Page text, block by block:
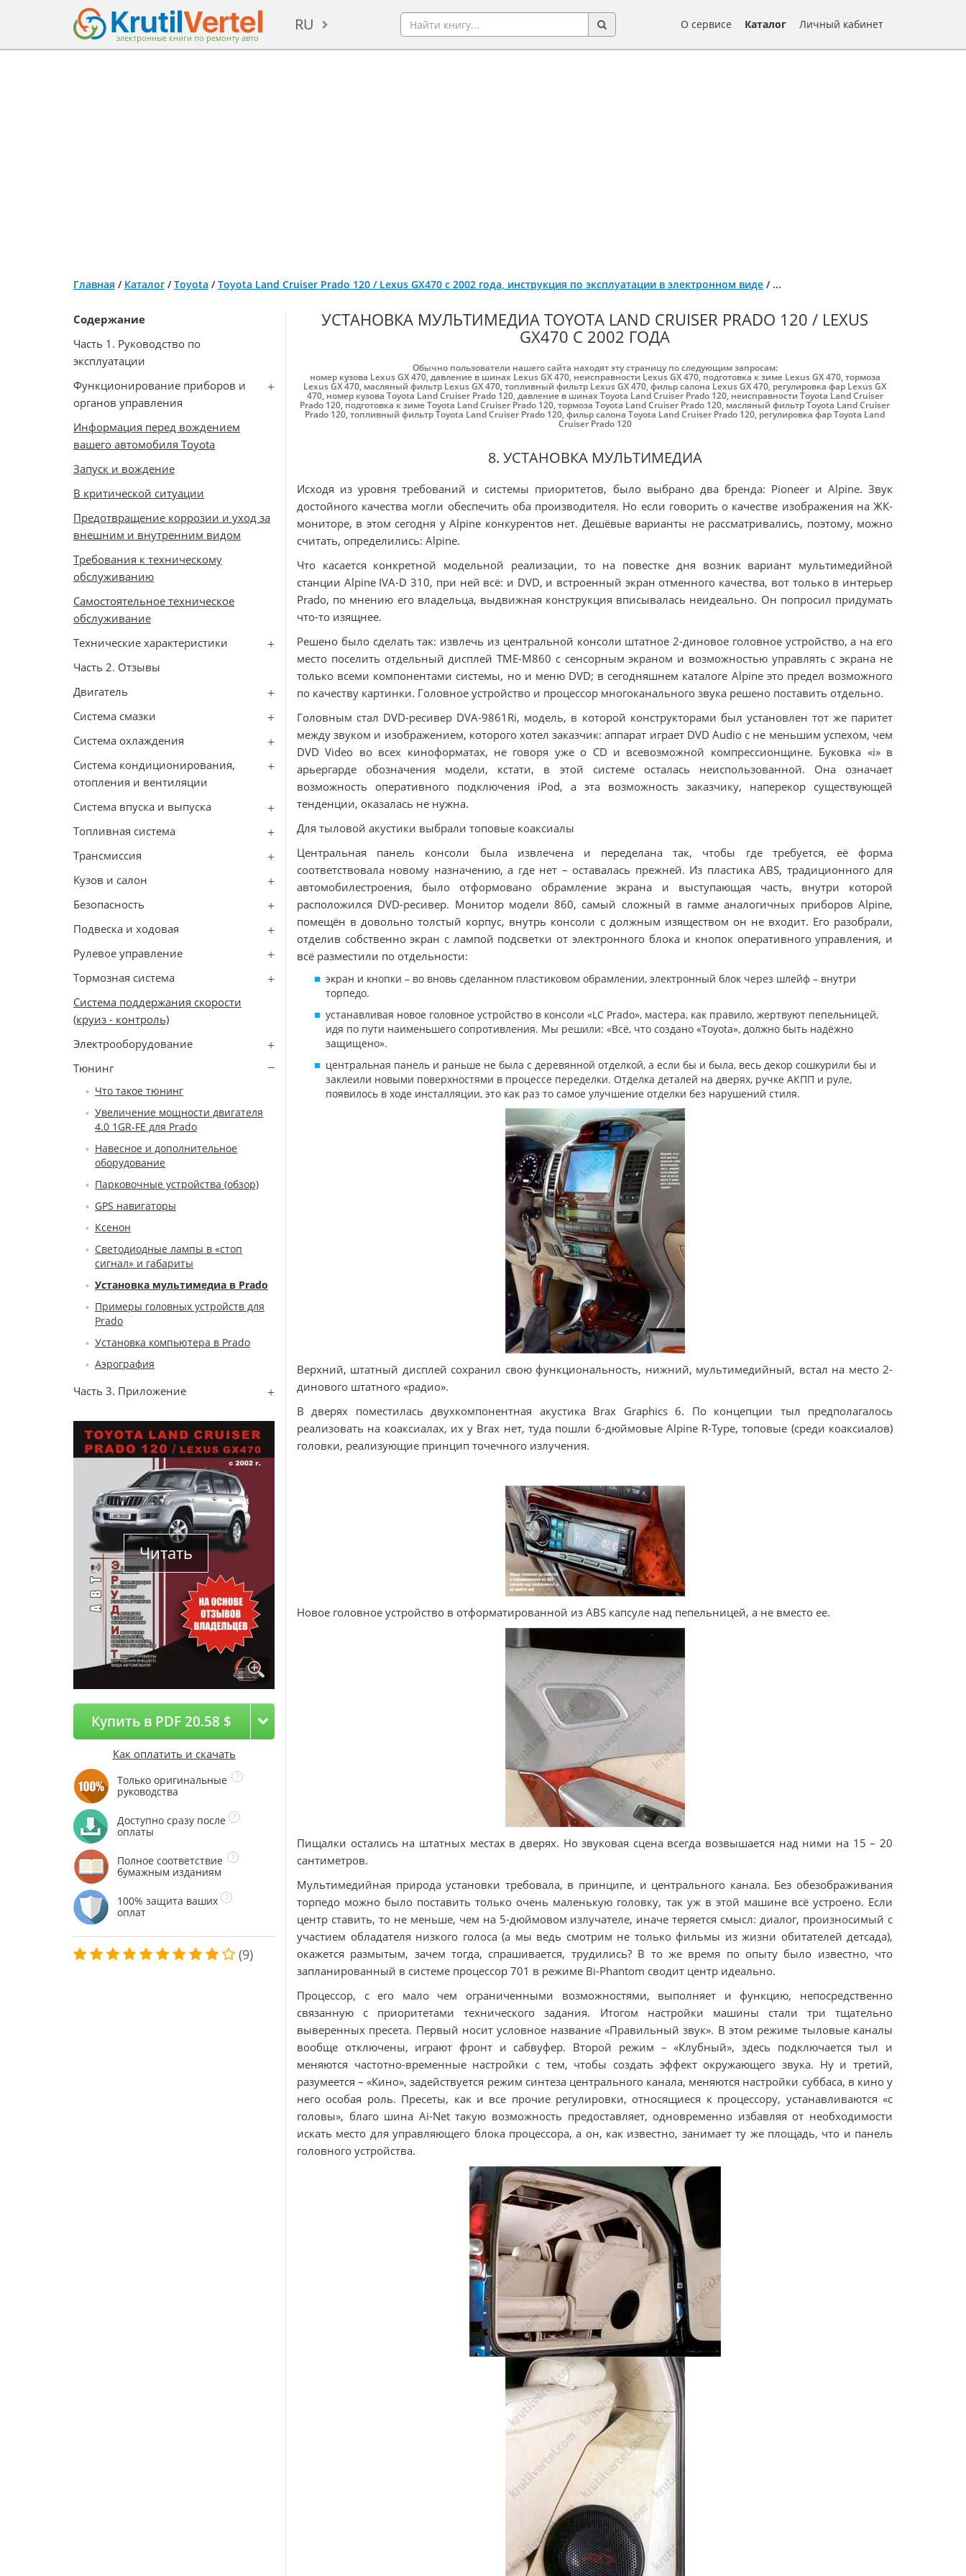
электронные книги по ремонту авто
RU О сервисе Каталог Личный кабинет
Главная / Каталог /Toyota /Toyota Land Cruiser Prado 120 / Lexus GX470 с 2002 года, инструкция по эксплуатации в электронном виде / ...
Содержание
Часть 1. Руководство по
эксплуатации
Функционирование приборов и
органов управления
Информация перед вождением
вашего автомобиля Toyota
Запуск и вождение
В критической ситуации
Предотвращение коррозии и уход за
внешним и внутренним видом
Требования к техническому
обслуживанию
Самостоятельное техническое
обслуживание
Технические характеристики
Часть 2. Отзывы
Двигатель
Система смазки
Система охлаждения
Система кондиционирования,
отопления и вентиляции
Система впуска и выпуска
Топливная система
Трансмиссия
Кузов и салон
Безопасность
Подвеска и ходовая
Рулевое управление
Тормозная система
Система поддержания скорости
(круиз - контроль)
Электрооборудование
Тюнинг
Что такое тюнинг
Увеличение мощности двигателя
4.0 1GR-FE для Prado
Навесное и дополнительное
оборудование
Парковочные устройства (обзор)
GPS навигаторы
Ксенон
Светодиодные лампы в «стоп
сигнал» и габариты
Установка мультимедиа в Prado
Примеры головных устройств для
Prado
Установка компьютера в Prado
Аэрография
Часть 3. Приложение
Читать
Купить в PDF 20.58 $
Как оплатить и скачать
Только оригинальные
руководства
Доступно сразу после
оплаты
Полное соответствие
бумажным изданиям
100% защита ваших
оплат
(9)
УСТАНОВКА МУЛЬТИМЕДИА TOYOTA LAND CRUISER PRADO 120 / LEXUS
GX470 С 2002 ГОДА
Обычно пользователи нашего сайта находят эту страницу по следующим запросам:
номер кузова Lexus GX 470,давление в шинах Lexus GX 470, неисправности Lexus GX 470,подготовка к зиме Lexus GX 470,тормоза
Lexus GX 470, масляный фильтр Lexus GX 470,топливный фильтр Lexus GX 470,фильр салона Lexus GX 470, регулировка фар Lexus GX
470, номер кузова Toyota Land Cruiser Prado 120,давление в шинах Toyota Land Cruiser Prado 120, неисправности Toyota Land Cruiser
Prado 120, подготовка к зиме Toyota Land Cruiser Prado 120,тормоза Toyota Land Cruiser Prado 120, масляный фильтр Toyota Land Cruiser
Prado 120,топливный фильтр Toyota Land Cruiser Prado 120,фильр салона Toyota Land Cruiser Prado 120, регулировка фар Toyota Land
Cruiser Prado 120
8. УСТАНОВКА МУЛЬТИМЕДИА
Исходя из уровня требований и системы приоритетов, было выбрано два бренда: Pioneer и Alpine. Звук
достойного качества могли обеспечить оба производителя. Но если говорить о качестве изображения на ЖК-
мониторе, в этом сегодня у Alpine конкурентов нет. Дешёвые варианты не рассматривались, поэтому, можно
считать, определились: Alpine.
Что касается конкретной модельной реализации, то на повестке дня возник вариант мультимедийной
станции Alpine IVA-D 310, при ней всё: и DVD, и встроенный экран отменного качества, вот только в интерьер
Prado, по мнению его владельца, выдвижная конструкция вписывалась неидеально. Он попросил придумать
что-то изящнее.
Решено было сделать так: извлечь из центральной консоли штатное 2-диновое головное устройство, а на его
место поселить отдельный дисплей ТМЕ-М860 с сенсорным экраном и возможностью управлять с экрана не
только всеми компонентами системы, но и меню DVD; в сегодняшнем каталоге Alpine это предел возможного
по качеству картинки. Головное устройство и процессор многоканального звука решено поставить отдельно.
Головным стал DVD-ресивер DVA-9861Ri, модель, в которой конструкторами был установлен тот же паритет
между звуком и изображением, которого хотел заказчик: аппарат играет DVD Audio с не меньшим успехом, чем
DVD Video во всех киноформатах, не говоря уже о CD и всевозможной компрессионщине. Буковка «i» в
арьергарде обозначения модели, кстати, в этой системе осталась неиспользованной. Она означает
возможность оперативного подключения iPod, а эта возможность заказчику, наперекор существующей
тенденции, оказалась не нужна.
Для тыловой акустики выбрали топовые коаксиалы
Центральная панель консоли была извлечена и переделана так, чтобы где требуется, её форма
соответствовала новому назначению, а где нет – оставалась прежней. Из пластика ABS, традиционного для
автомобилестроения, было отформовано обрамление экрана и выступающая часть, внутри которой
расположился DVD-ресивер. Монитор модели 860, самый сложный в гамме аналогичных приборов Alpine,
помещён в довольно толстый корпус, внутрь консоли с должным изяществом он не входит. Его разобрали,
отделив собственно экран с лампой подсветки от электронного блока и кнопок оперативного управления, и
всё разместили по отдельности:
экран и кнопки – во вновь сделанном пластиковом обрамлении, электронный блок через шлейф – внутри
торпедо.
устанавливая новое головное устройство в консоли «LC Prado», мастера, как правило, жертвуют пепельницей,
идя по пути наименьшего сопротивления. Мы решили: «Всё, что создано «Toyota», должно быть надёжно
защищено».
центральная панель и раньше не была с деревянной отделкой, а если бы и была, весь декор сошкурили бы и
заклеили новыми поверхностями в процессе переделки. Отделка деталей на дверях, ручке АКПП и руле,
появилось в ходе инсталляции, это как раз то самое улучшение отделки без нарушений стиля.
Верхний, штатный дисплей сохранил свою функциональность, нижний, мультимедийный, встал на место 2-
динового штатного «радио».
В дверях поместилась двухкомпонентная акустика Вrах Graphics 6. По концепции тыл предполагалось
реализовать на коаксиалах, их у Brax нет, туда пошли 6-дюймовые Alpine R-Type, топовые (среди коаксиалов)
головки, реализующие принцип точечного излучения.
Новое головное устройство в отформатированной из АВS капсуле над пепельницей, а не вместо ее.
Пищалки остались на штатных местах в дверях. Но звуковая сцена всегда возвышается над ними на 15 – 20
сантиметров.
Мультимедийная природа установки требовала, в принципе, и центрального канала. Без обезображивания
торпедо можно было поставить только очень маленькую головку, так уж в этой машине всё устроено. Если
центр ставить, то не меньше, чем на 5-дюймовом излучателе, иначе теряется смысл: диалог, произносимый с
участием обладателя низкого голоса (а мы ведь смотрим не только фильмы из жизни обитателей детсада),
окажется размытым, зачем тогда, спрашивается, трудились? В то же время по опыту было известно, что
запланированный в системе процессор 701 в режиме Bi-Phantom сводит центр идеально.
Процессор, с его мало чем ограниченными возможностями, выполняет и функцию, непосредственно
связанную с приоритетами технического задания. Итогом настройки машины стали три тщательно
выверенных пресета. Первый носит условное название «Правильный звук». В этом режиме тыловые каналы
вообще отключены, играют фронт и сабвуфер. Второй режим – «Клубный», здесь подключается тыл и
меняются частотно-временные настройки с тем, чтобы создать эффект окружающего звука. Ну и третий,
разумеется – «Кино», задействуется режим синтеза центрального канала, меняются настройки суббаса, в кино у
него особая роль. Пресеты, как и все прочие регулировки, относящиеся к процессору, устанавливаются «с
головы», благо шина Ai-Net такую возможность предоставляет, одновременно избавляя от необходимости
искать место для управляющего блока процессора, а он, как известно, занимает ту же площадь, что и панель
головного устройства.